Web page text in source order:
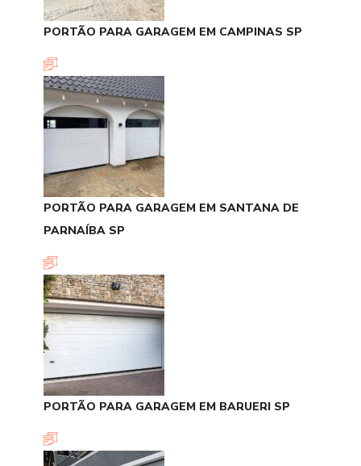
PORTÃO PARA GARAGEM EM CAMPINAS SP
PORTÃO PARA GARAGEM EM SANTANA DE
PARNAÍBA SP
PORTÃO PARA GARAGEM EM BARUERI SP